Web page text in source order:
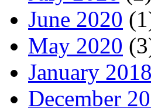
June 2020
May 2020
January 2018
December